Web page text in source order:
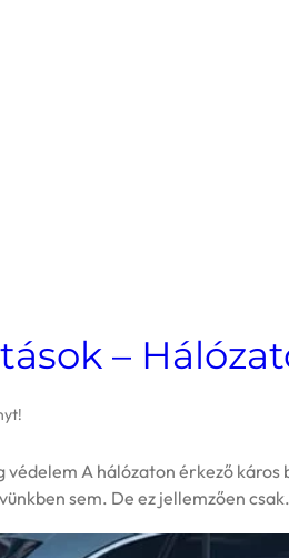
–
védelem A hálózaton érkező
sem. De ez jellemzően